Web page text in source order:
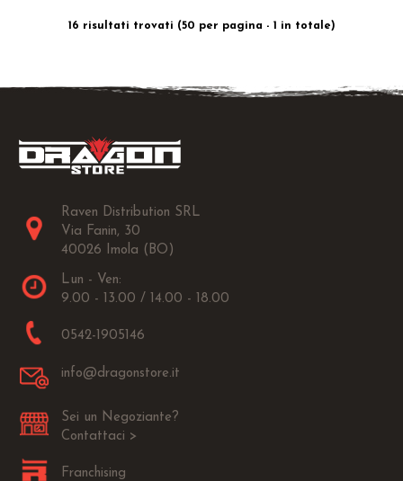
16 risultati trovati (50 per pagina - 1 in totale)
Raven Distribution SRL
Via Fanin, 30
40026 Imola (BO)
Lun - Ven:
9.00 - 13.00 / 14.00 - 18.00
0542-1905146
info@dragonstore.it
Sei un Negoziante?
Contattaci >
Franchising